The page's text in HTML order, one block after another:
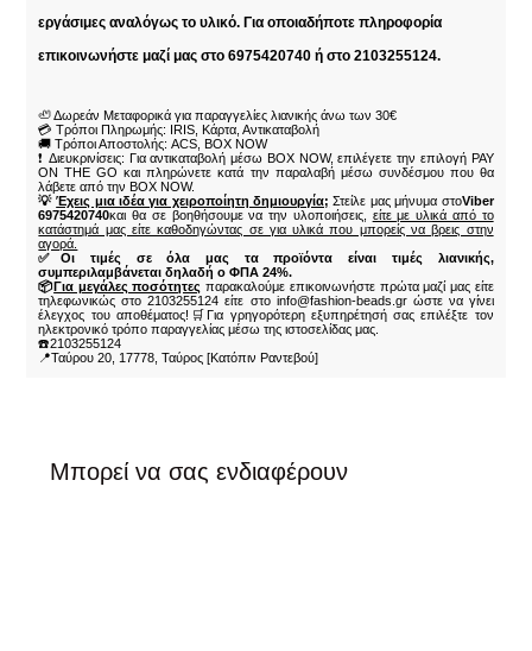
εργάσιμες αναλόγως το υλικό. Για οποιαδήποτε πληροφορία
επικοινωνήστε μαζί μας στο 6975420740 ή στο 2103255124.
🦥 Δωρεάν Μεταφορικά για παραγγελίες λιανικής άνω των 30€
💳 Τρόποι Πληρωμής: IRIS, Κάρτα, Αντικαταβολή
🚚 Τρόποι Αποστολής: ACS, BOX NOW
❗ Διευκρινίσεις: Για αντικαταβολή μέσω BOX NOW, επιλέγετε την επιλογή PAY
ON THE GO και πληρώνετε κατά την παραλαβή μέσω συνδέσμου που θα
λάβετε από την BOX NOW.
💡Έχεις μια ιδέα για χειροποίητη δημιουργία; Στείλε μας μήνυμα στοViber
6975420740και θα σε βοηθήσουμε να την υλοποιήσεις, είτε με υλικά από το
κατάστημά μας είτε καθοδηγώντας σε για υλικά που μπορείς να βρεις στην
αγορά.
✅Οι τιμές σε όλα μας τα προϊόντα είναι τιμές λιανικής,
συμπεριλαμβάνεται δηλαδή ο ΦΠΑ 24%.
📦Για μεγάλες ποσότητες παρακαλούμε επικοινωνήστε πρώτα μαζί μας είτε
τηλεφωνικώς στο 2103255124 είτε στο info@fashion-beads.gr ώστε να γίνει
έλεγχος του αποθέματος!🛒Για γρηγορότερη εξυπηρέτησή σας επιλέξτε τον
ηλεκτρονικό τρόπο παραγγελίας μέσω της ιστοσελίδας μας.
☎️2103255124
📍Ταύρου 20, 17778, Ταύρος [Κατόπιν Ραντεβού]
Μπορεί να σας ενδιαφέρουν